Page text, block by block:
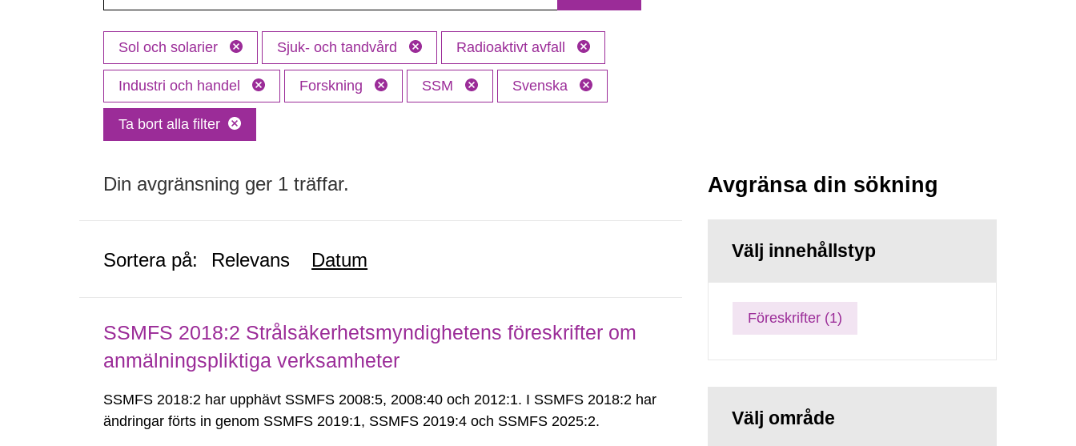
Sol och solarier Sjuk- och tandvård Radioaktivt avfall
Industri och handel Forskning SSM Svenska
Ta bort alla filter
Din avgränsning ger 1 träffar.
Sortera på: Relevans Datum
SSMFS 2018:2 Strålsäkerhetsmyndighetens föreskrifter om
anmälningspliktiga verksamheter
SSMFS 2018:2 har upphävt SSMFS 2008:5, 2008:40 och 2012:1. I SSMFS 2018:2 har
ändringar förts in genom SSMFS 2019:1, SSMFS 2019:4 och SSMFS 2025:2.
Avgränsa din sökning
Välj innehållstyp
Föreskrifter (1)
Välj område